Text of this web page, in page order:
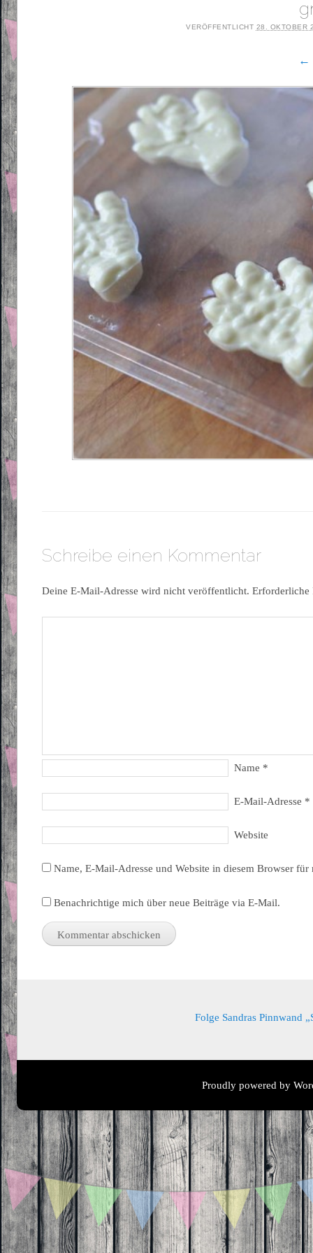
VERÖFFENTLICHT 28. OKTOBER
←
Schreibe einen Kommentar
Deine E-Mail-Adresse wird nicht veröffentlicht.
Name *
E-Mail-Adresse *
Website
Name, E-Mail-Adresse und Website in diesem Browser
Benachrichtige mich über neue Beiträge via E-Mail.
Folge Sandras Pinnwand
Proudly powered by